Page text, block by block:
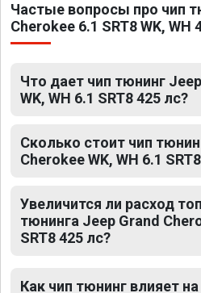
Частые вопросы про чип
Cherokee 6.1 SRT8 WK, WH
Что дает чип тюнинг
WK, WH 6.1 SRT8 425 лс?
Сколько стоит чип
Cherokee WK, WH 6.1
Увеличится ли расход
тюнинга Jeep Grand
SRT8 425 лс?
Как чип тюнинг влияет